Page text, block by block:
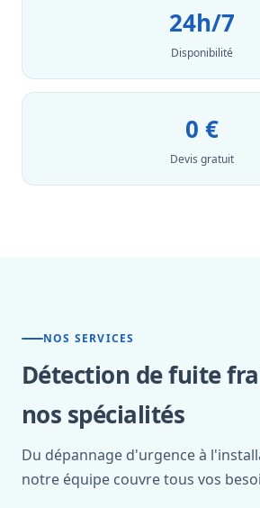
24h/7
Disponibilité
0 €
Devis gratuit
NOS SERVICES
Détection de fuite
nos spécialités
Du dépannage d'urgence à
notre équipe couvre tous vos